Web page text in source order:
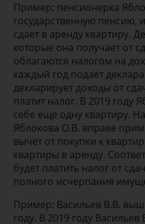
Пример: пенсионерка
государственную пенсию,
сдает в аренду квартиру.
которые она получает от
облагаются налогом на
каждый год подает
декларирует доходы от
платит налог. В 2019 году
себе еще одну квартиру.
Яблокова О.В. вправе
вычет от покупки к
квартиры в аренду.
будет платить налог от
полного исчерпания
Пример: Васильев В.В.
году. В 2019 году